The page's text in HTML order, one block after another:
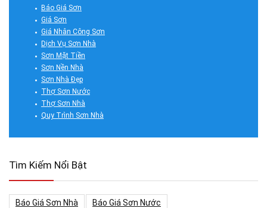
Báo Giá Sơn
Giá Sơn
Giá Nhân Công Sơn
Dịch Vụ Sơn Nhà
Sơn Mặt Tiền
Sơn Nền Nhà
Sơn Nhà Đẹp
Thợ Sơn Nước
Thợ Sơn Nhà
Quy Trình Sơn Nhà
Tìm Kiếm Nổi Bật
Báo Giá Sơn Nhà
Báo Giá Sơn Nước